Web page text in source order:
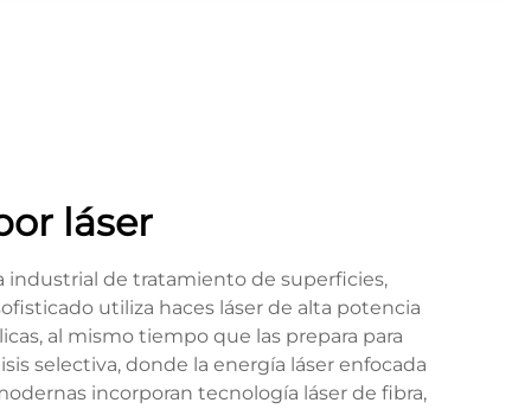
láser
industrial de tratamiento de superficies,
utiliza haces láser de alta potencia
al mismo tiempo que las prepara para
selectiva, donde la energía láser enfocada
incorporan tecnología láser de fibra,